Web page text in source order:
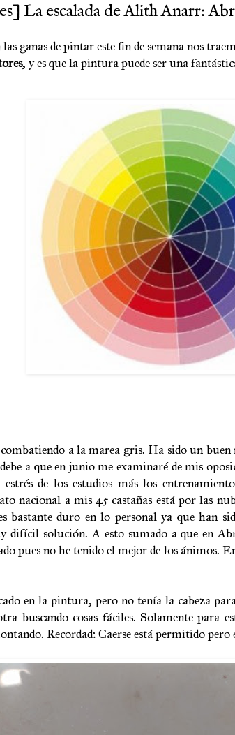
La escalada de Alith Anarr:
ganas de pintar este fin de semana nos
, y es que la pintura puede ser una
combatiendo a la marea gris. Ha sido un
a que en junio me examinaré de mis
de los estudios más los
nacional a mis 45 castañas está por las
bastante duro en lo personal ya que han
difícil solución. A esto sumado a que en
pues no he tenido el mejor de los ánimos.
en la pintura, pero no tenía la cabeza
buscando cosas fáciles. Solamente
Recordad: Caerse está permitido